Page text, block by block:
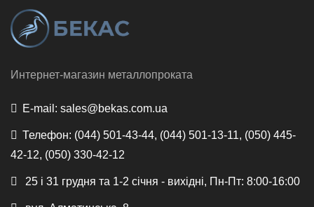
Интернет-магазин металлопроката
E-mail: sales@bekas.com.ua
Телефон: (044) 501-43-44, (044) 501-13-11, (050) 445-
42-12, (050) 330-42-12
25 і 31 грудня та 1-2 січня - вихідні, Пн-Пт: 8:00-16:00